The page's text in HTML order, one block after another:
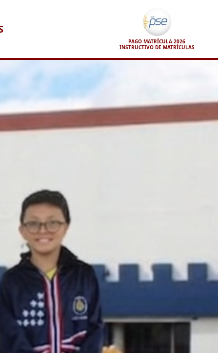
PAGO MATRÍCULA 2026
INSTRUCTIVO DE MATRÍCULAS